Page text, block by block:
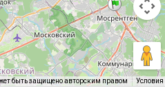
быть защищено авторским правом Условия